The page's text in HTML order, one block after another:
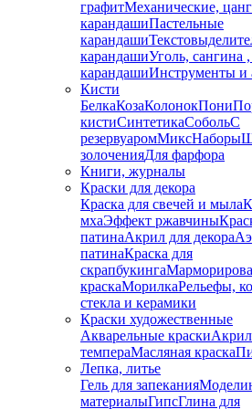
графитМеханические,
карандашиПастельные
карандаши
карандашиУголь, сангина
карандашиИнструменты и
Кисти
БелкаКозаКолонокПони
кистиСинтетикаСобольС
резервуаромМиксНаборы
золоченияДля фарфора
Книги, журналы
Краски для декора
Краска для свечей и мыла
мхаЭффект ржавчины
патинаАкрил для декора
патинаКраска для
скрапбукинга
краскаМорилкаРельефы,
стекла и керамики
Краски художественные
Акварельные краски
темпераМасляная краска
Лепка, литье
Гель для запекания
материалыГипсГлина для